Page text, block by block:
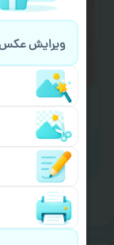
لازم را
ویرایش عکس